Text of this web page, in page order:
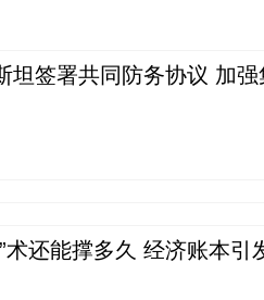
坦签署共同防务协议 加强
术还能撑多久 经济账本引